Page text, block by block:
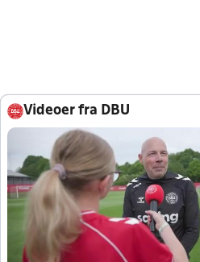
Videoer fra DBU